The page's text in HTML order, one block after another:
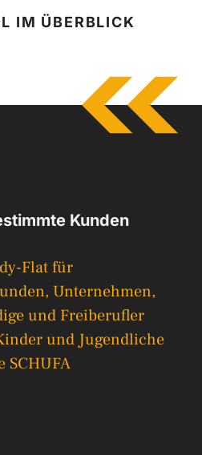
IM ÜBERBLICK
Kunden
Flat für
Unternehmen,
und Freiberufler
und Jugendliche
SCHUFA